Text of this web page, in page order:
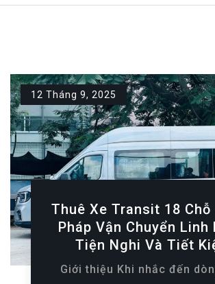
12 Tháng 9, 2025
Thuê Xe Transit 18 Chỗ
Pháp Vận Chuyển Linh
Tiện Nghi Và Tiết
Giới thiệu Khi nhắc đến